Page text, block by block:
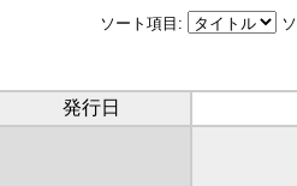
ソート項目:
発行日